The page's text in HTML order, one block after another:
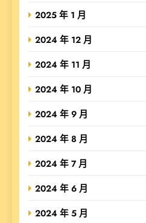
2025 年 1 月
2024 年 12 月
2024 年 11 月
2024 年 10 月
2024 年 9 月
2024 年 8 月
2024 年 7 月
2024 年 6 月
2024 年 5 月